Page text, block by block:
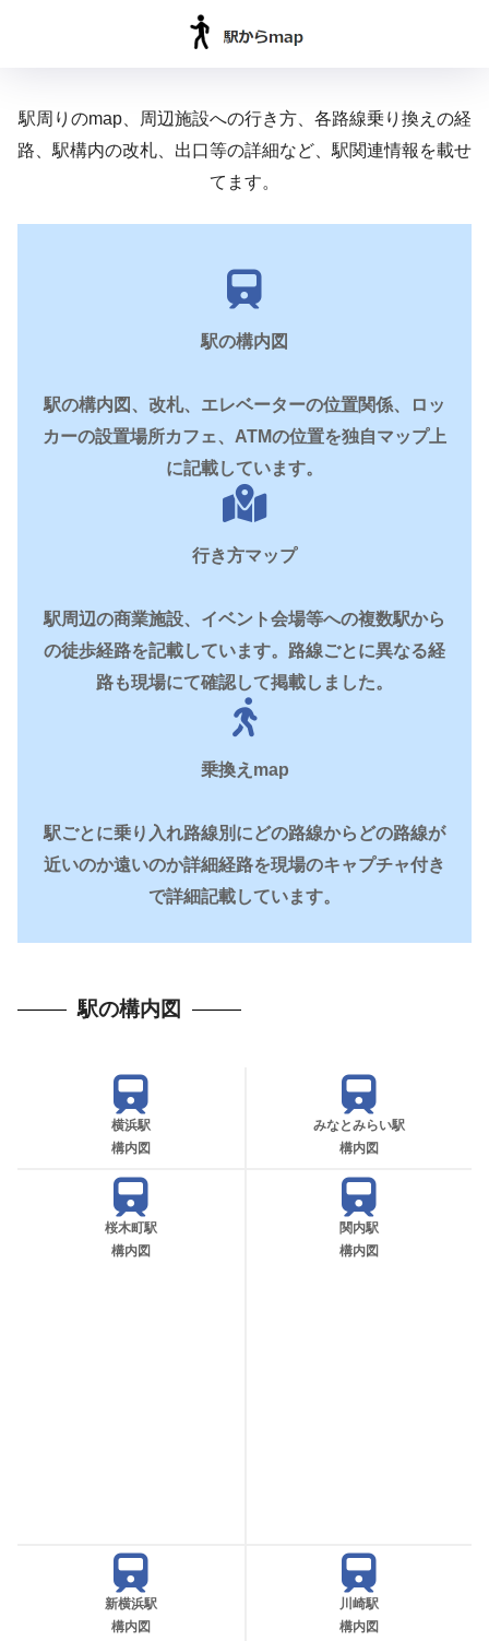
駅周りのmap、周辺施設への行き方、各路線乗り換えの経
路、駅構内の改札、出口等の詳細など、駅関連情報を載せ
てます。
駅の構内図
駅の構内図、改札、エレベーターの位置関係、ロッ
カーの設置場所カフェ、ATMの位置を独自マップ上
に記載しています。
行き方マップ
駅周辺の商業施設、イベント会場等への複数駅から
の徒歩経路を記載しています。路線ごとに異なる経
路も現場にて確認して掲載しました。
乗換えmap
駅ごとに乗り入れ路線別にどの路線からどの路線が
近いのか遠いのか詳細経路を現場のキャプチャ付き
で詳細記載しています。
駅の構内図
横浜駅
構内図
みなとみらい駅
構内図
桜木町駅
構内図
関内駅
構内図
新横浜駅
構内図
川崎駅
構内図